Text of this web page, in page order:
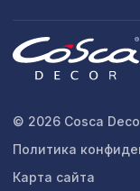
© 2026 Cosca
Политика
Карта сайта